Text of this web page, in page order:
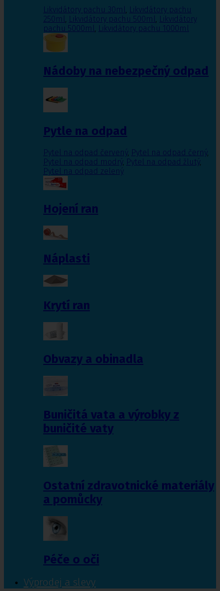
Likvidátory pachu 30ml, Likvidátory pachu
250ml, Likvidátory pachu 500ml, Likvidátory
pachu 5000ml, Likvidátory pachu 1000ml
Nádoby na nebezpečný odpad
Pytle na odpad
Pytel na odpad červený, Pytel na odpad černý,
Pytel na odpad modrý, Pytel na odpad žlutý,
Pytel na odpad zelený
Hojení ran
Náplasti
Krytí ran
Obvazy a obinadla
Buničitá vata a výrobky z
buničité vaty
Ostatní zdravotnické materiály
a pomůcky
Péče o oči
Výprodej a slevy